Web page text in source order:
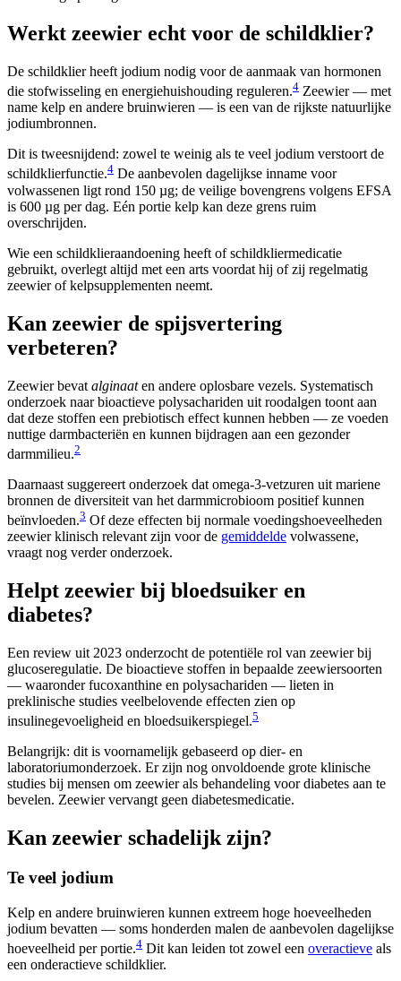
Werkt zeewier echt voor de schildklier?
De schildklier heeft jodium nodig voor de aanmaak van hormonen
die stofwisseling en energiehuishouding reguleren.4 Zeewier — met
name kelp en andere bruinwieren — is een van de rijkste natuurlijke
jodiumbronnen.
Dit is tweesnijdend: zowel te weinig als te veel jodium verstoort de
schildklierfunctie.4 De aanbevolen dagelijkse inname voor
volwassenen ligt rond 150 µg; de veilige bovengrens volgens EFSA
is 600 µg per dag. Eén portie kelp kan deze grens ruim
overschrijden.
Wie een schildklieraandoening heeft of schildkliermedicatie
gebruikt, overlegt altijd met een arts voordat hij of zij regelmatig
zeewier of kelpsupplementen neemt.
Kan zeewier de spijsvertering
verbeteren?
Zeewier bevat alginaaten andere oplosbare vezels. Systematisch
onderzoek naar bioactieve polysachariden uit roodalgen toont aan
dat deze stoffen een prebiotisch effect kunnen hebben — ze voeden
nuttige darmbacteriën en kunnen bijdragen aan een gezonder
darmmilieu.2
Daarnaast suggereert onderzoek dat omega-3-vetzuren uit mariene
bronnen de diversiteit van het darmmicrobioom positief kunnen
beïnvloeden.3 Of deze effecten bij normale voedingshoeveelheden
zeewier klinisch relevant zijn voor de gemiddelde volwassene,
vraagt nog verder onderzoek.
Helpt zeewier bij bloedsuiker en
diabetes?
Een review uit 2023 onderzocht de potentiële rol van zeewier bij
glucoseregulatie. De bioactieve stoffen in bepaalde zeewiersoorten
— waaronder fucoxanthine en polysachariden — lieten in
preklinische studies veelbelovende effecten zien op
insulinegevoeligheid en bloedsuikerspiegel.5
Belangrijk: dit is voornamelijk gebaseerd op dier- en
laboratoriumonderzoek. Er zijn nog onvoldoende grote klinische
studies bij mensen om zeewier als behandeling voor diabetes aan te
bevelen. Zeewier vervangt geen diabetesmedicatie.
Kan zeewier schadelijk zijn?
Te veel jodium
Kelp en andere bruinwieren kunnen extreem hoge hoeveelheden
jodium bevatten — soms honderden malen de aanbevolen dagelijkse
hoeveelheid per portie.4 Dit kan leiden tot zowel een overactieve als
een onderactieve schildklier.